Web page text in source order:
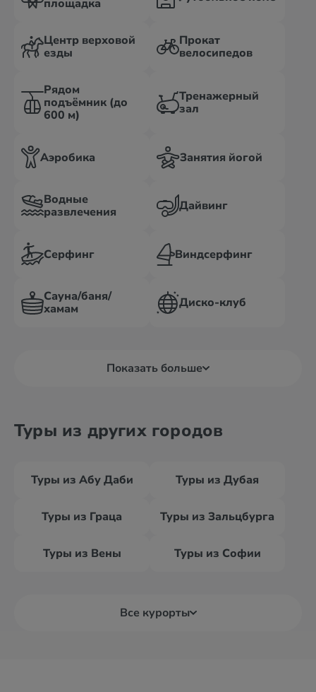
площадка
Центр верховой
езды
Прокат
велосипедов
Рядом
подъёмник (до
600 м)
Тренажерный
зал
Аэробика Занятия йогой
Водные
развлечения
Дайвинг
Серфинг Виндсерфинг
Сауна/баня/
хамам
Диско-клуб
Показать больше
Туры из других городов
Туры из Абу Даби Туры из Дубая
Туры из Граца Туры из Зальцбурга
Туры из Вены Туры из Софии
Все курорты